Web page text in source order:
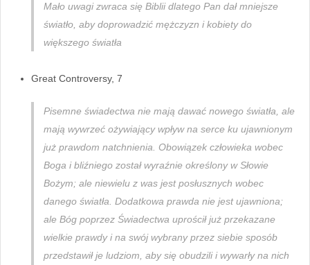
Mało uwagi zwraca się Biblii dlatego Pan dał mniejsze
światło, aby doprowadzić mężczyzn i kobiety do
większego światła
Great Controversy, 7
Pisemne świadectwa nie mają dawać nowego światła, ale
mają wywrzeć ożywiający wpływ na serce ku ujawnionym
już prawdom natchnienia. Obowiązek człowieka wobec
Boga i bliźniego został wyraźnie określony w Słowie
Bożym; ale niewielu z was jest posłusznych wobec
danego światła. Dodatkowa prawda nie jest ujawniona;
ale Bóg poprzez Świadectwa uprościł już przekazane
wielkie prawdy i na swój wybrany przez siebie sposób
przedstawił je ludziom, aby się obudzili i wywarły na nich